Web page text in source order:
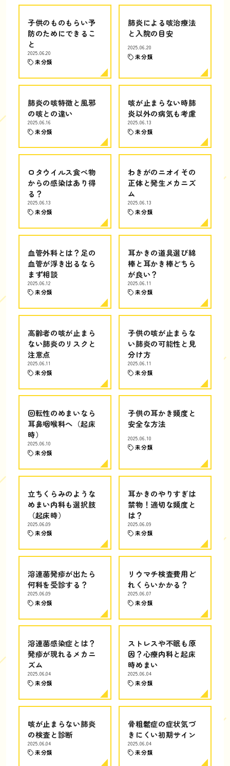
子供のものもらい予
防のためにできるこ
と
2025.06.20
未分類
肺炎による咳治療法
と入院の目安
2025.06.20
未分類
肺炎の咳特徴と風邪
の咳との違い
2025.06.16
未分類
咳が止まらない時肺
炎以外の病気も考慮
2025.06.13
未分類
ロタウイルス食べ物
からの感染はあり得
る？
2025.06.13
未分類
わきがのニオイその
正体と発生メカニズ
ム
2025.06.13
未分類
血管外科とは？足の
血管が浮き出るなら
まず相談
2025.06.12
未分類
耳かきの道具選び綿
棒と耳かき棒どちら
が良い？
2025.06.11
未分類
高齢者の咳が止まら
ない肺炎のリスクと
注意点
2025.06.11
未分類
子供の咳が止まらな
い肺炎の可能性と見
分け方
2025.06.11
未分類
回転性のめまいなら
耳鼻咽喉科へ（起床
時）
2025.06.10
未分類
子供の耳かき頻度と
安全な方法
2025.06.10
未分類
立ちくらみのような
めまい内科も選択肢
（起床時）
2025.06.09
未分類
耳かきのやりすぎは
禁物！適切な頻度と
は？
2025.06.09
未分類
溶連菌発疹が出たら
何科を受診する？
2025.06.09
未分類
リウマチ検査費用ど
れくらいかかる？
2025.06.07
未分類
溶連菌感染症とは？
発疹が現れるメカニ
ズム
2025.06.04
未分類
ストレスや不眠も原
因？心療内科と起床
時めまい
2025.06.04
未分類
咳が止まらない肺炎
の検査と診断
2025.06.04
未分類
骨粗鬆症の症状気づ
きにくい初期サイン
2025.06.04
未分類